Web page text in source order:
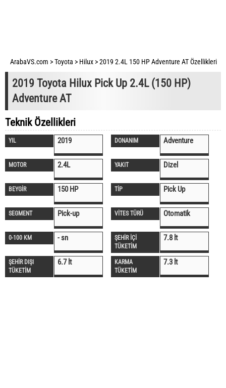
ArabaVS.com >Toyota > Hilux >2019 2.4L 150 HP Adventure AT Özellikleri
2019 Toyota Hilux Pick Up 2.4L (150 HP)
Adventure AT
Teknik Özellikleri
YIL 2019 DONANIM Adventure
MOTOR 2.4L YAKIT Dizel
BEYGİR 150 HP TİP Pick Up
SEGMENT Pick-up VİTES TÜRÜ Otomatik
0-100 KM - sn
ŞEHİR İÇİ
TÜKETİM
7.8 lt
ŞEHİR DIŞI
TÜKETİM
6.7 lt
KARMA
TÜKETİM
7.3 lt